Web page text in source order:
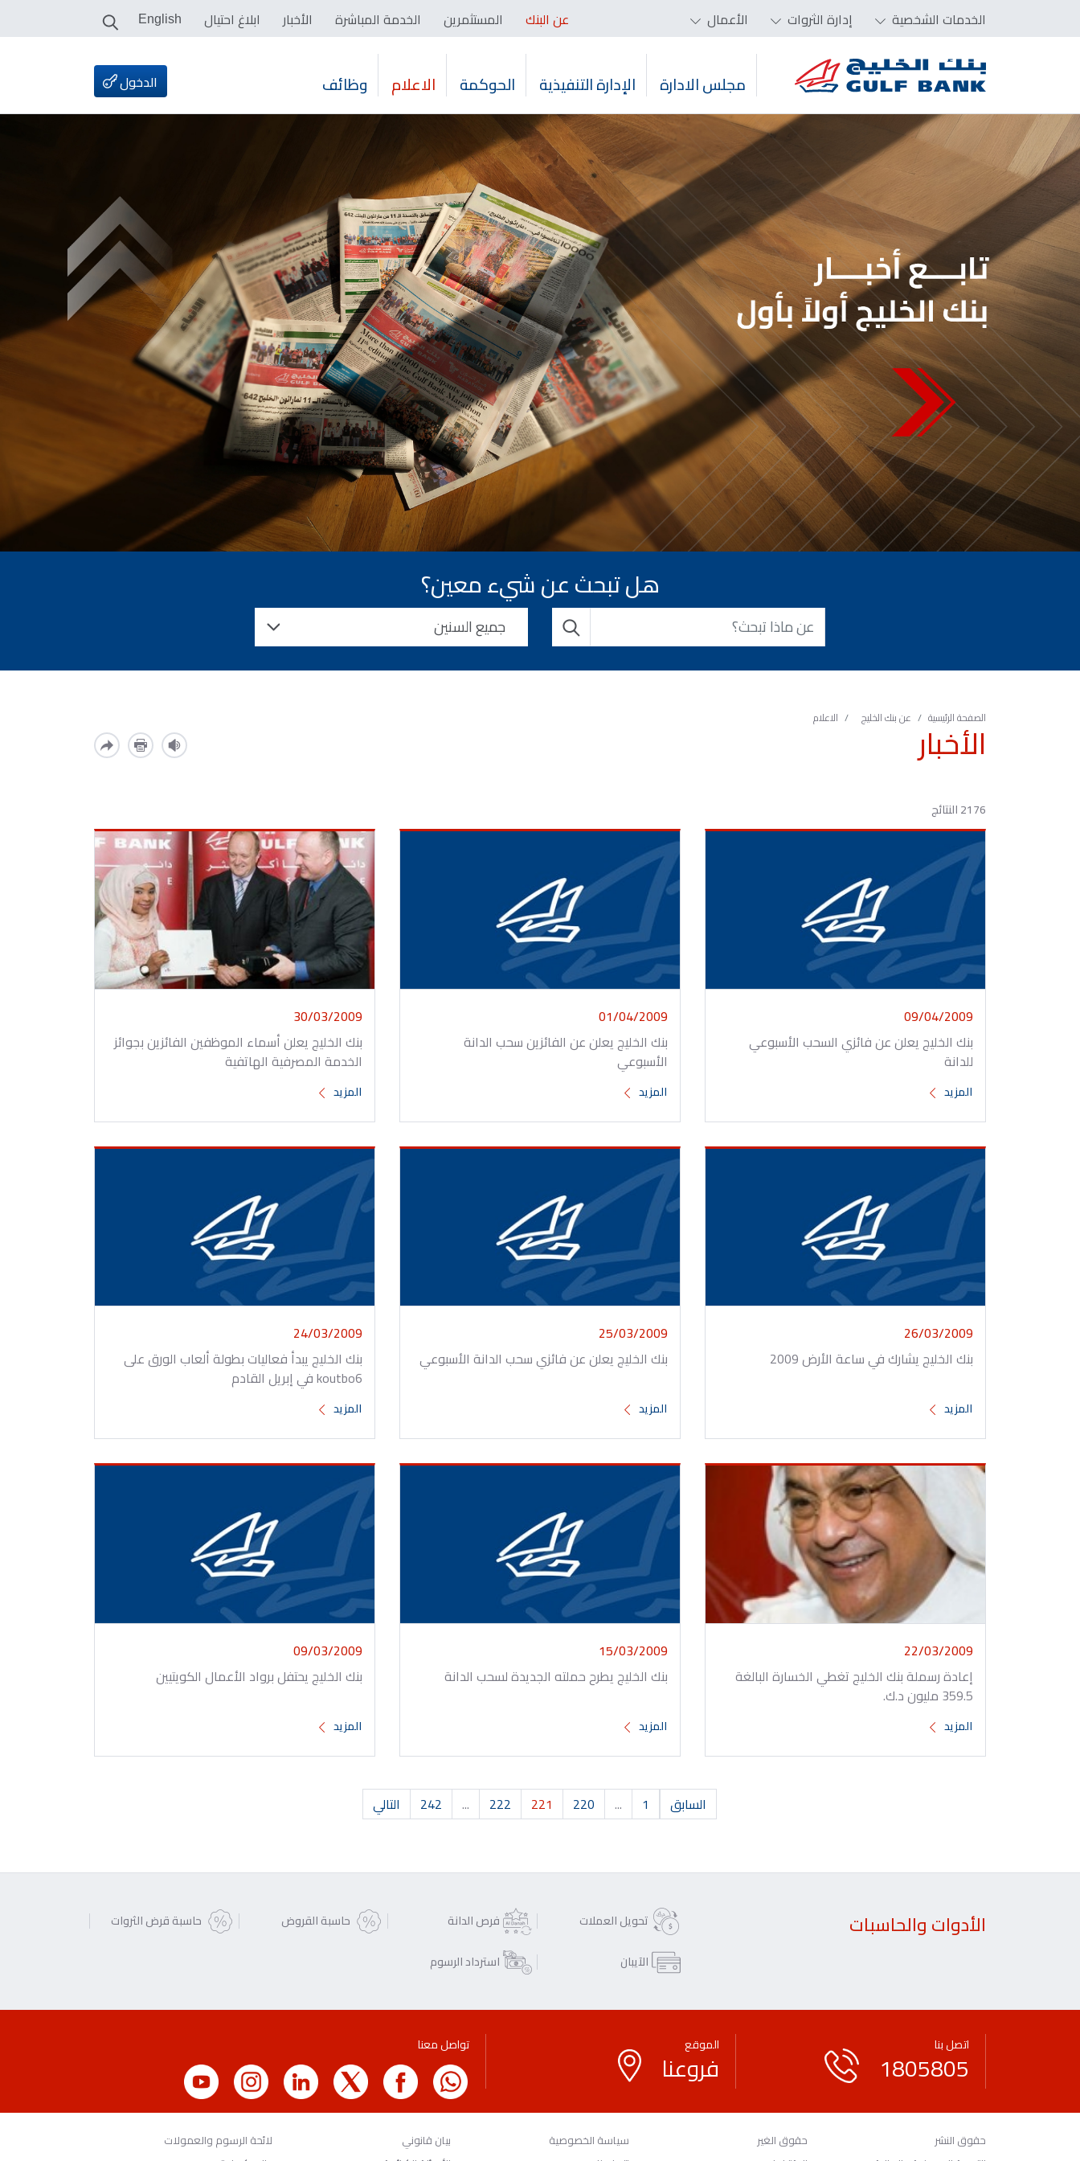
الخدمات الشخصية إدارة الثروات الأعمال عن البنك المستثمرين الخدمة المباشرة الأخبار ابلاغ احتيال English
مجلس الادارة الإدارة التنفيذية الحوكمة الاعلام وظائف الدخول
هل تبحث عن شيء معين؟
جميع السنين
الصفحة الرئيسية عن بنك الخليج الاعلام الأخبار
2176 النتائج
09/04/2009
بنك الخليج يعلن عن فائزي السحب الأسبوعي
للدانة
المزيد
01/04/2009
بنك الخليج يعلن عن الفائزين سحب الدانة
الأسبوعي
المزيد
30/03/2009
بنك الخليج يعلن أسماء الموظفين الفائزين بجوائز
الخدمة المصرفية الهاتفية
المزيد
26/03/2009
بنك الخليج يشارك في ساعة الأرض 2009
المزيد
25/03/2009
بنك الخليج يعلن عن فائزي سحب الدانة الأسبوعي
المزيد
24/03/2009
بنك الخليج يبدأ فعاليات بطولة ألعاب الورق على
koutbo6 في إبريل القادم
المزيد
22/03/2009
إعادة رسملة بنك الخليج تغطي الخسارة البالغة
359.5 مليون د.ك.
المزيد
15/03/2009
بنك الخليج يطرح حملته الجديدة لسحب الدانة
المزيد
09/03/2009
بنك الخليج يحتفل برواد الأعمال الكويتيين
المزيد
السابق 1
...
220
221
222
...
242 التالي
الأدوات والحاسبات تحويل العملات فرص الدانة حاسبة القروض
حاسبة قرض الثروات
الآيبان
استرداد الرسوم
اتصل بنا
1805805
الموقع
فروعنا
تواصل معنا
حقوق النشر حقوق الغير سياسة الخصوصية بيان قانوني
لائحة الرسوم والعمولات